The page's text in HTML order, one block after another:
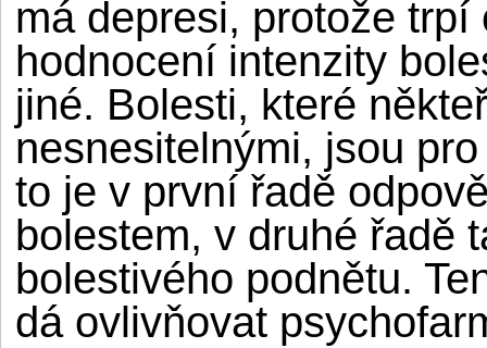
má depresi, protože
hodnocení intenzity
jiné. Bolesti, které
nesnesitelnými, jsou
to je v první řadě
bolestem, v druhé řadě
bolestivého podnětu.
dá ovlivňovat